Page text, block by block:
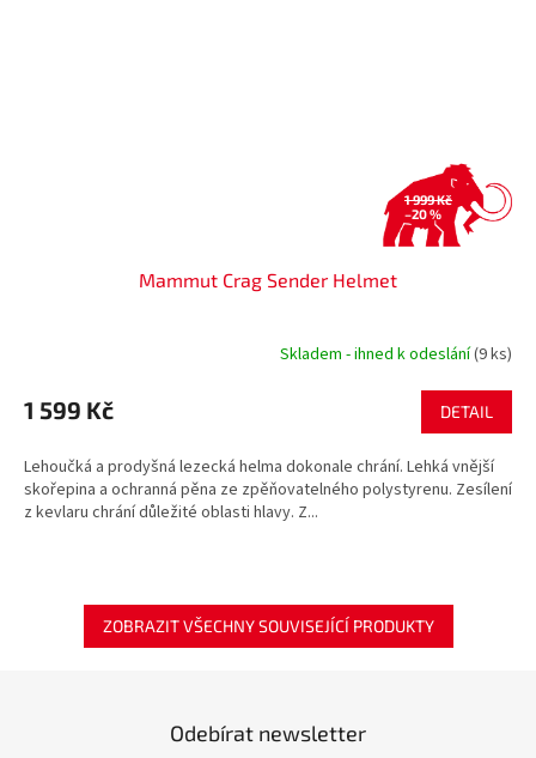
1 999 Kč
–20 %
Mammut Crag Sender Helmet
Skladem - ihned k odeslání(9 ks)
1 599 Kč DETAIL
Lehoučká a prodyšná lezecká helma dokonale chrání. Lehká vnější
skořepina a ochranná pěna ze zpěňovatelného polystyrenu. Zesílení
z kevlaru chrání důležité oblasti hlavy. Z...
ZOBRAZIT VŠECHNY SOUVISEJÍCÍ PRODUKTY
Odebírat newsletter